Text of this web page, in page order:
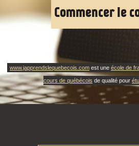
Commencer le
www.japprendslequebecois.com est une école de
cours de québécois de qualité pour